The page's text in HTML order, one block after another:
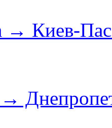
→ Киев-
→